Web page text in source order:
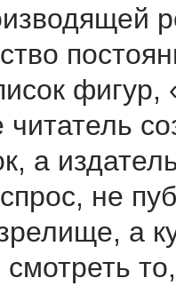
а
не
а